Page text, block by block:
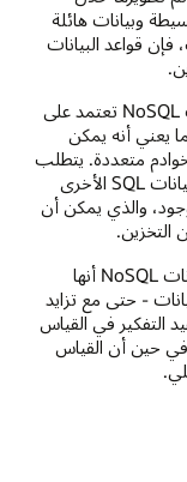
وبيانات هائلة
قواعد البيانات
هناك عامل تمييز آخر مهم وهو أن قواعد بيانات NoSQL تعتمد على
يعني أنه يمكن
خوادم متعددة. يتطلب
القياس الرأسي الذي تم العثور عليه في قواعد بيانات SQL الأخرى
والذي يمكن أن
التخزين.
تعني طبيعة التوسع الأفقي باستخدام قواعد بيانات NoSQL أنها
- حتى مع تزايد
التفكير في القياس
حين أن القياس